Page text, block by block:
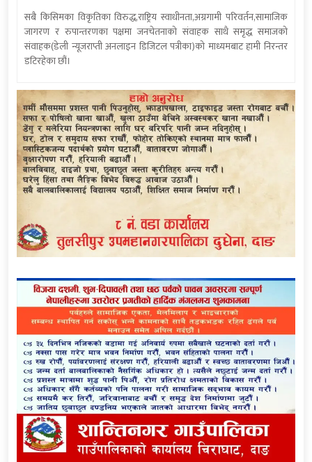
सबै किसिमका विकृतिका विरुद्ध,राष्ट्रिय स्वाधीनता,अग्रगामी परिवर्तन,सामाजिक
जागरण र रुपान्तरणका पक्षमा जनचेतनाको संवाहक साथै समृद्ध समाजको
संवाहक(डेली न्यूजराप्ती अनलाइन डिजिटल पत्रीका)को माध्यमबाट हामी निरन्तर
डटिरहेका छौं।